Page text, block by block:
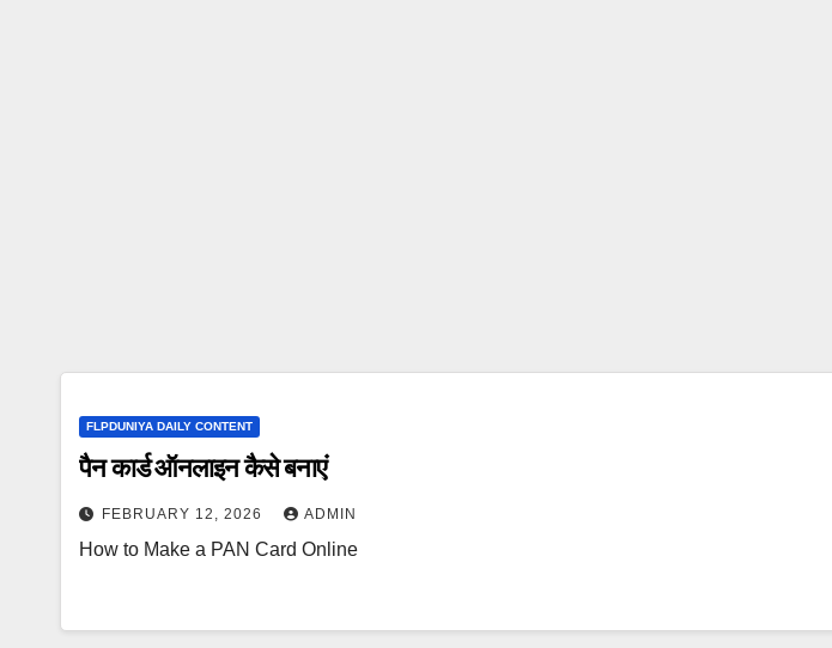
FLPDUNIYA DAILY CONTENT
पैन कार्ड ऑनलाइन कैसे बनाएं
FEBRUARY 12, 2026 ADMIN
How to Make a PAN Card Online